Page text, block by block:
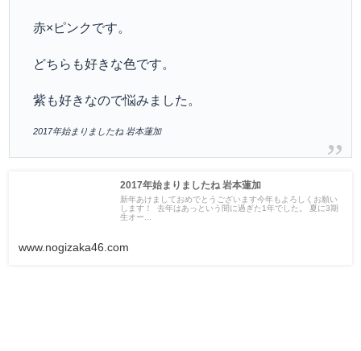
赤×ピンクです。
どちらも好きな色です。
紫も好きなので悩みました。
2017年始まりましたね 岩本蓮加
2017年始まりましたね 岩本蓮加
新年あけましておめでとうございます今年もよろしくお願い
します！ 去年はあっという間に過ぎた1年でした。 夏に3期
生オー...
www.nogizaka46.com